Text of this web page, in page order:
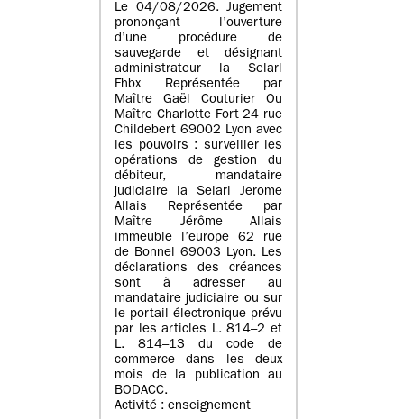
Le 04/08/2026. Jugement
prononçant l’ouverture
d’une procédure de
sauvegarde et désignant
administrateur la Selarl
Fhbx Représentée par
Maître Gaël Couturier Ou
Maître Charlotte Fort 24 rue
Childebert 69002 Lyon avec
les pouvoirs : surveiller les
opérations de gestion du
débiteur, mandataire
judiciaire la Selarl Jerome
Allais Représentée par
Maître Jérôme Allais
immeuble l’europe 62 rue
de Bonnel 69003 Lyon. Les
déclarations des créances
sont à adresser au
mandataire judiciaire ou sur
le portail électronique prévu
par les articles L. 814–2 et
L. 814–13 du code de
commerce dans les deux
mois de la publication au
BODACC.
Activité : enseignement